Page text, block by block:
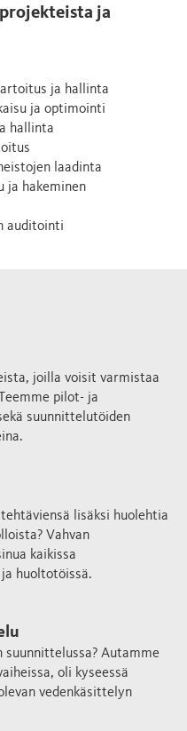
ja
ja hallinta
ja optimointi
hallinta
laadinta
ja hakeminen
auditointi
joilla voisit varmistaa
pilot- ja
suunnittelutöiden
lisäksi huolehtia
Vahvan
kaikissa
huoltotöissä.
suunnittelussa? Autamme
oli kyseessä
vedenkäsittelyn